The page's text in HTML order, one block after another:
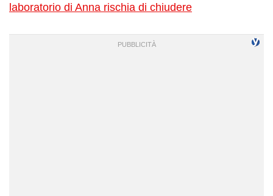
laboratorio di Anna rischia di chiudere